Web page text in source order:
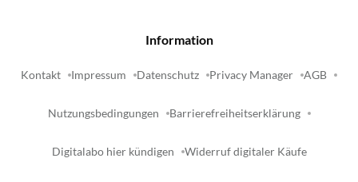
Information
Kontakt Impressum Datenschutz Privacy Manager AGB
Nutzungsbedingungen Barrierefreiheitserklärung
Digitalabo hier kündigen Widerruf digitaler Käufe